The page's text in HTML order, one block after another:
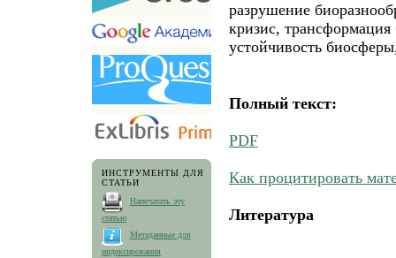
ИНСТРУМЕНТЫ ДЛЯ
СТАТЬИ
Напечатать эту
статью
Метаданные для
индексирования
разрушение
кризис,
устойчивость
Полный текст:
PDF
Как процитировать
Литература